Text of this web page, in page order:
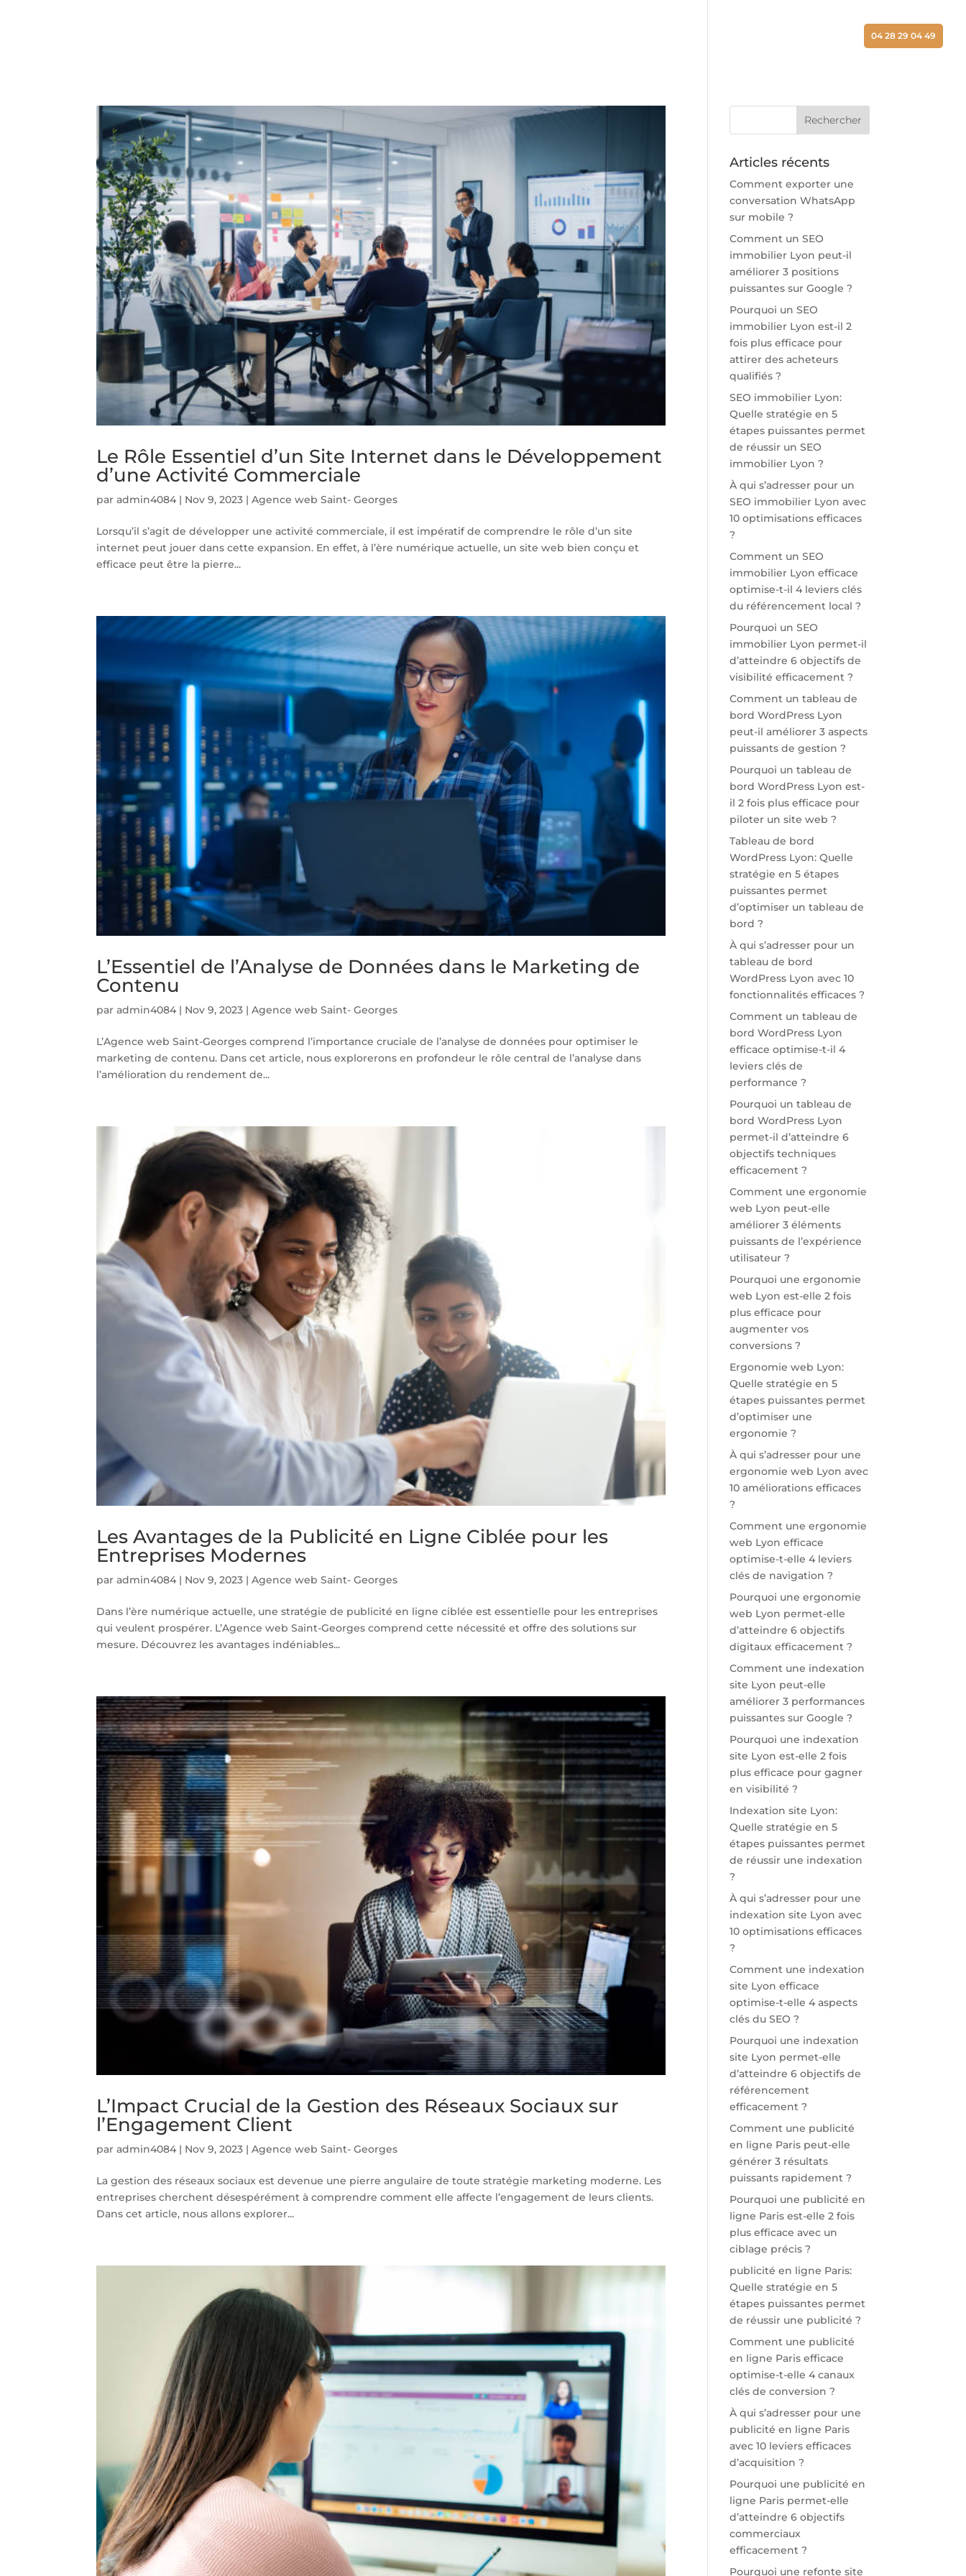
04 28 29 04 49
Le Rôle Essentiel d’un Site Internet dans le Développement
d’une Activité Commerciale
paradmin4084 | Nov 9, 2023 |Agence web Saint- Georges
Lorsqu’il s’agit de développer une activité commerciale, il est impératif de comprendre le rôle d’un site
internet peut jouer dans cette expansion. En effet, à l’ère numérique actuelle, un site web bien conçu et
efficace peut être la pierre...
L’Essentiel de l’Analyse de Données dans le Marketing de
Contenu
paradmin4084 | Nov 9, 2023 |Agence web Saint- Georges
L’Agence web Saint-Georges comprend l’importance cruciale de l’analyse de données pour optimiser le
marketing de contenu. Dans cet article, nous explorerons en profondeur le rôle central de l’analyse dans
l’amélioration du rendement de...
Les Avantages de la Publicité en Ligne Ciblée pour les
Entreprises Modernes
paradmin4084 | Nov 9, 2023 |Agence web Saint- Georges
Dans l’ère numérique actuelle, une stratégie de publicité en ligne ciblée est essentielle pour les entreprises
qui veulent prospérer. L’Agence web Saint-Georges comprend cette nécessité et offre des solutions sur
mesure. Découvrez les avantages indéniables...
L’Impact Crucial de la Gestion des Réseaux Sociaux sur
l’Engagement Client
paradmin4084 | Nov 9, 2023 |Agence web Saint- Georges
La gestion des réseaux sociaux est devenue une pierre angulaire de toute stratégie marketing moderne. Les
entreprises cherchent désespérément à comprendre comment elle affecte l’engagement de leurs clients.
Dans cet article, nous allons explorer...
Articles récents
Comment exporter une
conversation WhatsApp
sur mobile ?
Comment un SEO
immobilier Lyon peut-il
améliorer 3 positions
puissantes sur Google ?
Pourquoi un SEO
immobilier Lyon est-il 2
fois plus efficace pour
attirer des acheteurs
qualifiés ?
SEO immobilier Lyon:
Quelle stratégie en 5
étapes puissantes permet
de réussir un SEO
immobilier Lyon ?
À qui s’adresser pour un
SEO immobilier Lyon avec
10 optimisations efficaces
?
Comment un SEO
immobilier Lyon efficace
optimise-t-il 4 leviers clés
du référencement local ?
Pourquoi un SEO
immobilier Lyon permet-il
d’atteindre 6 objectifs de
visibilité efficacement ?
Comment un tableau de
bord WordPress Lyon
peut-il améliorer 3 aspects
puissants de gestion ?
Pourquoi un tableau de
bord WordPress Lyon est-
il 2 fois plus efficace pour
piloter un site web ?
Tableau de bord
WordPress Lyon: Quelle
stratégie en 5 étapes
puissantes permet
d’optimiser un tableau de
bord ?
À qui s’adresser pour un
tableau de bord
WordPress Lyon avec 10
fonctionnalités efficaces ?
Comment un tableau de
bord WordPress Lyon
efficace optimise-t-il 4
leviers clés de
performance ?
Pourquoi un tableau de
bord WordPress Lyon
permet-il d’atteindre 6
objectifs techniques
efficacement ?
Comment une ergonomie
web Lyon peut-elle
améliorer 3 éléments
puissants de l’expérience
utilisateur ?
Pourquoi une ergonomie
web Lyon est-elle 2 fois
plus efficace pour
augmenter vos
conversions ?
Ergonomie web Lyon:
Quelle stratégie en 5
étapes puissantes permet
d’optimiser une
ergonomie ?
À qui s’adresser pour une
ergonomie web Lyon avec
10 améliorations efficaces
?
Comment une ergonomie
web Lyon efficace
optimise-t-elle 4 leviers
clés de navigation ?
Pourquoi une ergonomie
web Lyon permet-elle
d’atteindre 6 objectifs
digitaux efficacement ?
Comment une indexation
site Lyon peut-elle
améliorer 3 performances
puissantes sur Google ?
Pourquoi une indexation
site Lyon est-elle 2 fois
plus efficace pour gagner
en visibilité ?
Indexation site Lyon:
Quelle stratégie en 5
étapes puissantes permet
de réussir une indexation
?
À qui s’adresser pour une
indexation site Lyon avec
10 optimisations efficaces
?
Comment une indexation
site Lyon efficace
optimise-t-elle 4 aspects
clés du SEO ?
Pourquoi une indexation
site Lyon permet-elle
d’atteindre 6 objectifs de
référencement
efficacement ?
Comment une publicité
en ligne Paris peut-elle
générer 3 résultats
puissants rapidement ?
Pourquoi une publicité en
ligne Paris est-elle 2 fois
plus efficace avec un
ciblage précis ?
publicité en ligne Paris:
Quelle stratégie en 5
étapes puissantes permet
de réussir une publicité ?
Comment une publicité
en ligne Paris efficace
optimise-t-elle 4 canaux
clés de conversion ?
À qui s’adresser pour une
publicité en ligne Paris
avec 10 leviers efficaces
d’acquisition ?
Pourquoi une publicité en
ligne Paris permet-elle
d’atteindre 6 objectifs
commerciaux
efficacement ?
Pourquoi une refonte site